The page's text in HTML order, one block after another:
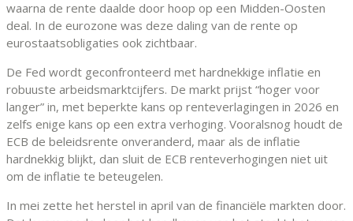
waarna de rente daalde door hoop op een Midden-Oosten
deal. In de eurozone was deze daling van de rente op
eurostaatsobligaties ook zichtbaar.
De Fed wordt geconfronteerd met hardnekkige inflatie en
robuuste arbeidsmarktcijfers. De markt prijst “hoger voor
langer” in, met beperkte kans op renteverlagingen in 2026 en
zelfs enige kans op een extra verhoging. Vooralsnog houdt de
ECB de beleidsrente onveranderd, maar als de inflatie
hardnekkig blijkt, dan sluit de ECB renteverhogingen niet uit
om de inflatie te beteugelen.
In mei zette het herstel in april van de financiële markten door.